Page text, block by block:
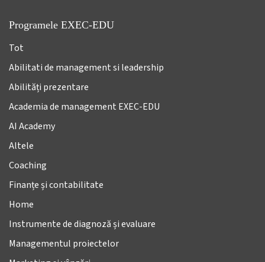
Programele EXEC-EDU
Tot
Abilitati de management si leadership
Abilități prezentare
Academia de management EXEC-EDU
AI Academy
Altele
Coaching
Finanțe și contabilitate
Home
Instrumente de diagnoză și evaluare
Managementul proiectelor